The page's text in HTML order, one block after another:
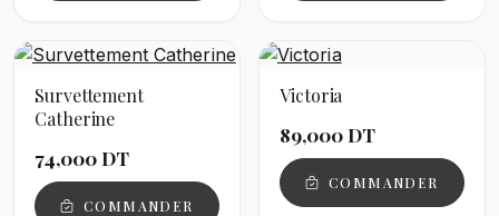
Survettement
Catherine
74,000 DT
COMMANDER
Victoria
89,000 DT
COMMANDER